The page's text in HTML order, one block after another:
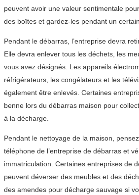
peuvent avoir une valeur sentimentale
des boîtes et gardez-les pendant un
Pendant le débarras, l’entreprise devra
Elle devra enlever tous les déchets, les
vous avez désignés. Les appareils
réfrigérateurs, les congélateurs et les
également être enlevés. Certaines
benne lors du débarras maison pour
à la décharge.
Pendant le nettoyage de la maison,
téléphone de l’entreprise de débarras et
immatriculation. Certaines entreprises de
peuvent déverser des meubles et des
des amendes pour décharge sauvage si